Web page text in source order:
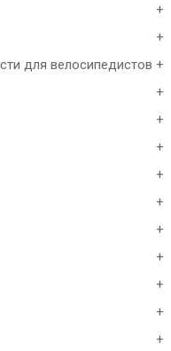
+
+
для велосипедистов +
+
+
+
+
+
+
+
+
+
+